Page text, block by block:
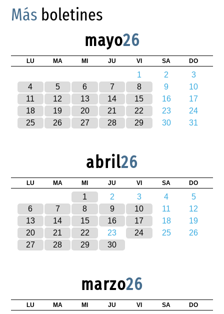
Más boletines
mayo26
LU MA MI JU VI SA DO
1 2
3
4
5 6 7 8 9
10
11
12 13 14 15 16
17
18
19 20 21 22 23
24
25
26 27 28 29 30 31
abril26
LU MA MI JU VI SA DO
1 2 3 4
5
6
7 8 9 10 11
12
13
14 15 16 17 18
19
20
21 22 23 24 25
26
27
28 29 30
marzo26
LU MA MI JU VI SA DO